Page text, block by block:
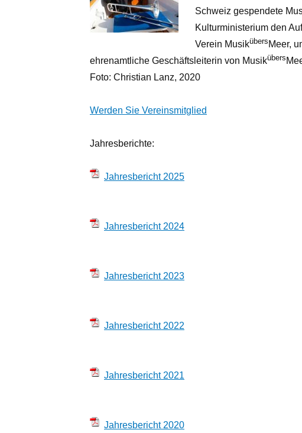
Schweiz gespendete
Kulturministerium den
Verein Musikübers Meer,
ehrenamtliche Geschäftsleiterin von Musikübers
Foto: Christian Lanz, 2020
Werden Sie Vereinsmitglied
Jahresberichte:
Jahresbericht 2025
Jahresbericht 2024
Jahresbericht 2023
Jahresbericht 2022
Jahresbericht 2021
Jahresbericht 2020